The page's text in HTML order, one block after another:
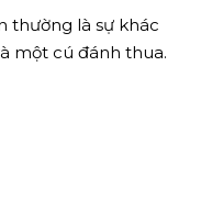
thường là sự khác
một cú đánh thua.